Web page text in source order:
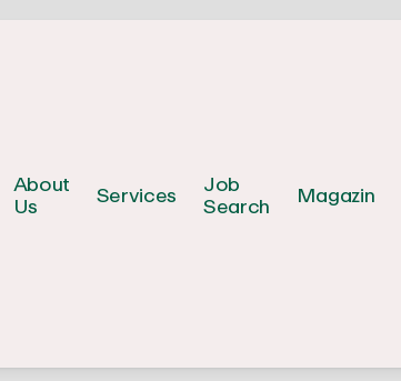
About
Us
Services
Job
Search
Magazin